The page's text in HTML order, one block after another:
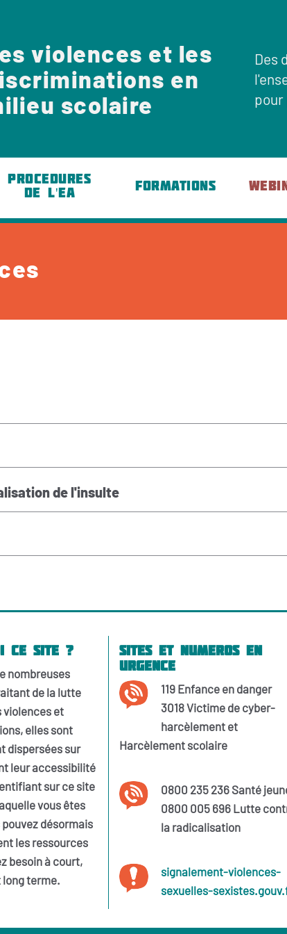
violences et les
en
scolaire
Des
pour
PROCEDURES
DE L'EA
FORMATIONS
de l'insulte
ce site ?
nombreuses
de la lutte
violences et
elles sont
dispersées sur
leur accessibilité
sur ce site
vous êtes
désormais
les ressources
besoin à court,
long terme.
Sites et numeros en
urgence
119 Enfance en danger
3018Victime de cyber-
harcèlement et
Harcèlement scolaire
0800 235 236 Santé
0800 005 696 Lutte
la radicalisation
signalement-violences-
sexuelles-